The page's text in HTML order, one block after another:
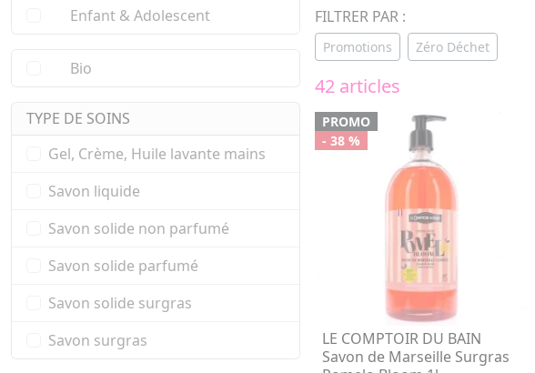
FILTRER PAR :
Promotions Zéro Déchet
42 articles
PROMO
- 38 %
LE COMPTOIR DU BAIN
Savon de Marseille Surgras
Enfant & Adolescent
Bio
TYPE DE SOINS
Gel, Crème, Huile lavante mains
Savon liquide
Savon solide non parfumé
Savon solide parfumé
Savon solide surgras
Savon surgras